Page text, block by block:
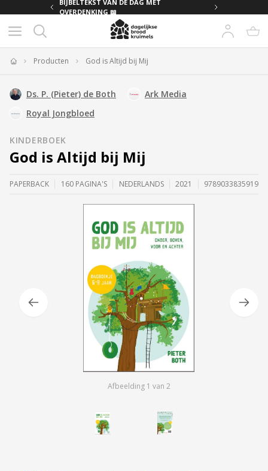
BIJBELTEKST VAN DE DAG MET
OVERDENKING 📖
Producten God is Altijd bij Mij
Ds. P. (Pieter) de Both
Ark Media
Royal Jongbloed
KINDERBOEK
God is Altijd bij Mij
PAPERBACK 160 PAGINA'S NEDERLANDS 2021 9789033835919
Afbeelding 1 van 2